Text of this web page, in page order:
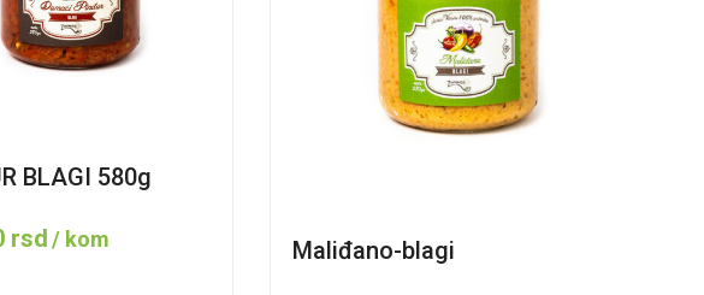
BLAGI 580g
rsd / kom Maliđano-blagi